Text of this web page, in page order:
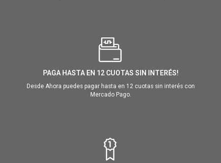
PAGA HASTA EN 12 CUOTAS SIN INTERÉS!
Desde Ahora puedes pagar hasta en 12 cuotas sin interés con
Mercado Pago.